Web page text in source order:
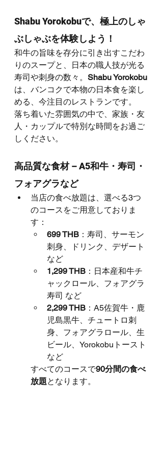
Shabu Yorokobuで、極上のしゃ
ぶしゃぶを体験しよう！
和牛の旨味を存分に引き出すこだわ
りのスープと、日本の職人技が光る
寿司や刺身の数々。 Shabu Yorokobu
は、バンコクで本物の日本食を楽し
める、今注目のレストランです。
落ち着いた雰囲気の中で、家族・友
人・カップルで特別な時間をお過ご
しください。
高品質な食材 – A5和牛・寿司・
フォアグラなど
当店の食べ放題は、選べる3つ
のコースをご用意しておりま
す：
699 THB ：寿司、サーモン
刺身、ドリンク、デザート
など
1,299 THB ：日本産和牛チ
ャックロール、フォアグラ
寿司 など
2,299 THB ：A5佐賀牛・鹿
児島黒牛、チュートロ刺
身、フォアグラロール、生
ビール、Yorokobuトースト
など
すべてのコースで90分間の食べ
放題となります。